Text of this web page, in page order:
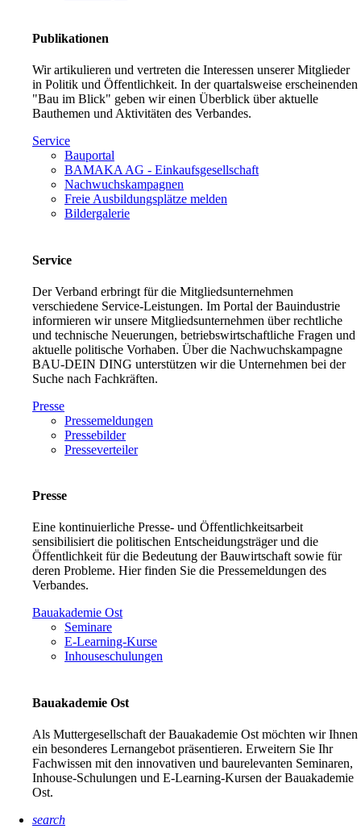
Publikationen
Wir artikulieren und vertreten die Interessen unserer Mitglieder
in Politik und Öffentlichkeit. In der quartalsweise erscheinenden
"Bau im Blick" geben wir einen Überblick über aktuelle
Bauthemen und Aktivitäten des Verbandes.
Service
Bauportal
BAMAKA AG - Einkaufsgesellschaft
Nachwuchskampagnen
Freie Ausbildungsplätze melden
Bildergalerie
Service
Der Verband erbringt für die Mitgliedsunternehmen
verschiedene Service-Leistungen. Im Portal der Bauindustrie
informieren wir unsere Mitgliedsunternehmen über rechtliche
und technische Neuerungen, betriebswirtschaftliche Fragen und
aktuelle politische Vorhaben. Über die Nachwuchskampagne
BAU-DEIN DING unterstützen wir die Unternehmen bei der
Suche nach Fachkräften.
Presse
Pressemeldungen
Pressebilder
Presseverteiler
Presse
Eine kontinuierliche Presse- und Öffentlichkeitsarbeit
sensibilisiert die politischen Entscheidungsträger und die
Öffentlichkeit für die Bedeutung der Bauwirtschaft sowie für
deren Probleme. Hier finden Sie die Pressemeldungen des
Verbandes.
Bauakademie Ost
Seminare
E-Learning-Kurse
Inhouseschulungen
Bauakademie Ost
Als Muttergesellschaft der Bauakademie Ost möchten wir Ihnen
ein besonderes Lernangebot präsentieren. Erweitern Sie Ihr
Fachwissen mit den innovativen und baurelevanten Seminaren,
Inhouse-Schulungen und E-Learning-Kursen der Bauakademie
Ost.
search